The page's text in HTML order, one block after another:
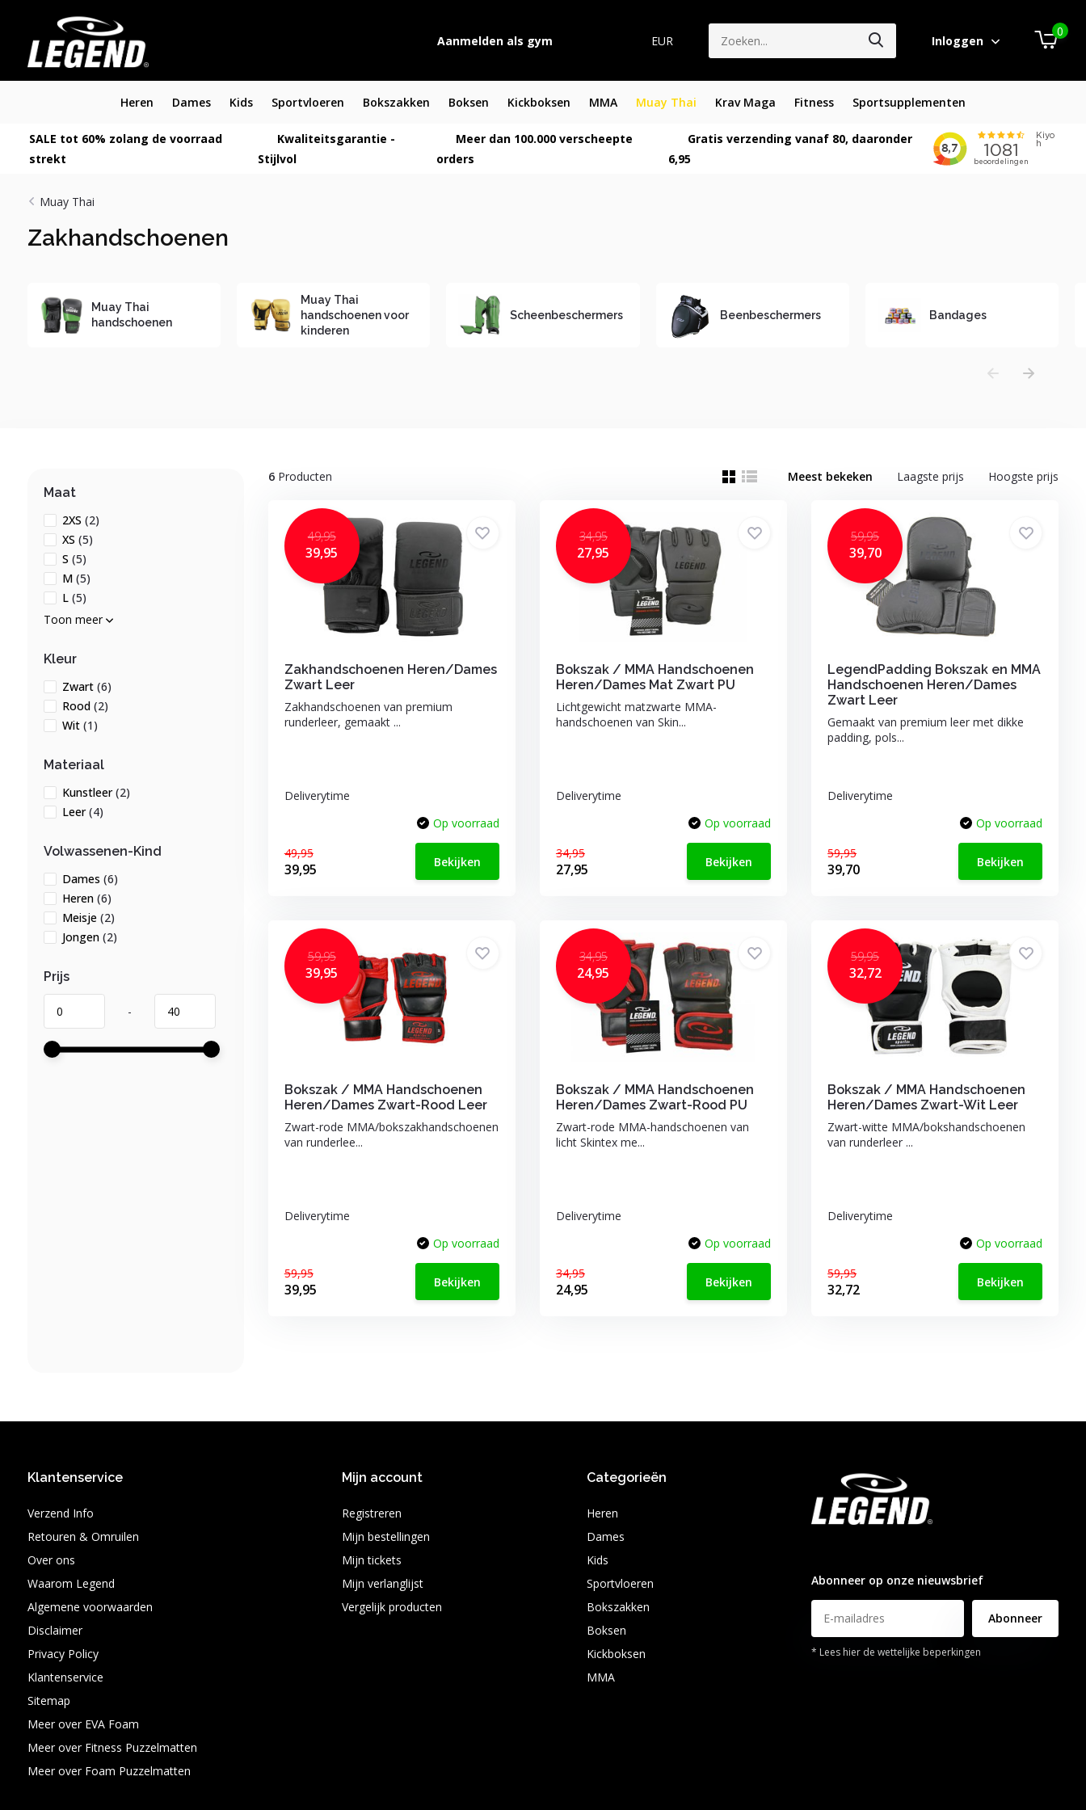
Aanmelden als gym EUR Inloggen
0
Heren Dames Kids Sportvloeren Bokszakken Boksen Kickboksen MMA Muay Thai Krav Maga Fitness Sportsupplementen
SALE tot 60% zolang de voorraad
strekt
Kwaliteitsgarantie -
Stijlvol
Meer dan 100.000 verscheepte
orders
Gratis verzending vanaf 80, daaronder
6,95
Muay Thai
Zakhandschoenen
Muay Thai
handschoenen
Muay Thai
handschoenen voor
kinderen
Scheenbeschermers Beenbeschermers Bandages
Maat
2XS (2)
XS (5)
S (5)
M (5)
L (5)
Toon meer
Kleur
Zwart (6)
Rood (2)
Wit (1)
Materiaal
Kunstleer(2)
Leer(4)
Volwassenen-Kind
Dames (6)
Heren (6)
Meisje (2)
Jongen (2)
Prijs
-
6Producten Meest bekeken Laagste prijs Hoogste prijs
49,95
39,95
Zakhandschoenen Heren/Dames
Zwart Leer
Zakhandschoenen van premium
runderleer, gemaakt ...
Deliverytime
Op voorraad
49,95
39,95 Bekijken
34,95
27,95
Bokszak / MMA Handschoenen
Heren/Dames Mat Zwart PU
Lichtgewicht matzwarte MMA-
handschoenen van Skin...
Deliverytime
Op voorraad
34,95
27,95 Bekijken
59,95
39,70
LegendPadding Bokszak en MMA
Handschoenen Heren/Dames
Zwart Leer
Gemaakt van premium leer met dikke
padding, pols...
Deliverytime
Op voorraad
59,95
39,70 Bekijken
59,95
39,95
Bokszak / MMA Handschoenen
Heren/Dames Zwart-Rood Leer
Zwart-rode MMA/bokszakhandschoenen
van runderlee...
Deliverytime
Op voorraad
59,95
39,95 Bekijken
34,95
24,95
Bokszak / MMA Handschoenen
Heren/Dames Zwart-Rood PU
Zwart-rode MMA-handschoenen van
licht Skintex me...
Deliverytime
Op voorraad
34,95
24,95 Bekijken
59,95
32,72
Bokszak / MMA Handschoenen
Heren/Dames Zwart-Wit Leer
Zwart-witte MMA/bokshandschoenen
van runderleer ...
Deliverytime
Op voorraad
59,95
32,72 Bekijken
Klantenservice
Verzend Info
Retouren & Omruilen
Over ons
Waarom Legend
Algemene voorwaarden
Disclaimer
Privacy Policy
Klantenservice
Sitemap
Meer over EVA Foam
Meer over Fitness Puzzelmatten
Meer over Foam Puzzelmatten
Mijn account
Registreren
Mijn bestellingen
Mijn tickets
Mijn verlanglijst
Vergelijk producten
Categorieën
Heren
Dames
Kids
Sportvloeren
Bokszakken
Boksen
Kickboksen
MMA
Abonneer op onze nieuwsbrief
Abonneer
* Lees hier de wettelijke beperkingen